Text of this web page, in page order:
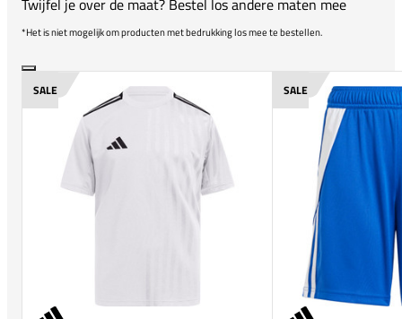
*Het is niet mogelijk om producten met bedrukking los mee te bestellen.
SALE SALE